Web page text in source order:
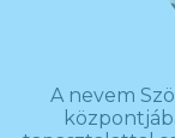
A nevem